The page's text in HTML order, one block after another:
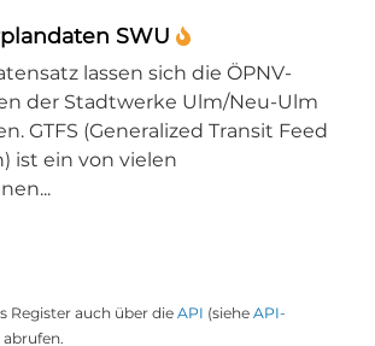
SWU
lassen sich die ÖPNV-
der Stadtwerke Ulm/Neu-Ulm
GTFS (Generalized Transit Feed
ist ein von vielen
Register auch über die API (siehe API-
abrufen.